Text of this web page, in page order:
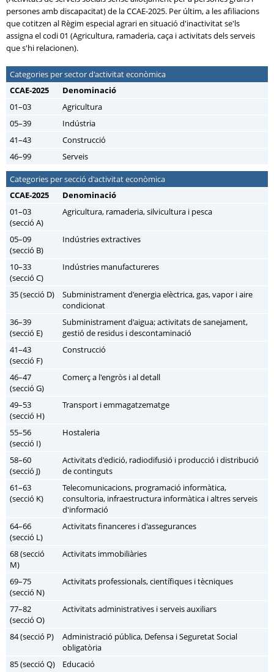
persones amb discapacitat) de la CCAE-2025. Per últim, a les afiliacions
que cotitzen al Règim especial agrari en situació d'inactivitat se'ls
assigna el codi 01 (Agricultura, ramaderia, caça i activitats dels serveis
que s'hi relacionen).
Categories per sector d'activitat econòmica
CCAE-2025
Denominació
01–03
Agricultura
05–39
Indústria
41–43
Construcció
46–99
Serveis
Categories per secció d'activitat econòmica
CCAE-2025
Denominació
01–03
(secció A)
Agricultura, ramaderia, silvicultura i pesca
05–09
(secció B)
Indústries extractives
10–33
(secció C)
Indústries manufactureres
35 (secció D)
Subministrament d'energia elèctrica, gas, vapor i aire
condicionat
36–39
(secció E)
Subministrament d'aigua; activitats de sanejament,
gestió de residus i descontaminació
41–43
(secció F)
Construcció
46–47
(secció G)
Comerç a l'engròs i al detall
49–53
(secció H)
Transport i emmagatzematge
55–56
(secció I)
Hostaleria
58–60
(secció J)
Activitats d'edició, radiodifusió i producció i distribució
de continguts
61–63
(secció K)
Telecomunicacions, programació informàtica,
consultoria, infraestructura informàtica i altres serveis
d'informació
64–66
(secció L)
Activitats financeres i d'assegurances
68 (secció
M)
Activitats immobiliàries
69–75
(secció N)
Activitats professionals, científiques i tècniques
77–82
(secció O)
Activitats administratives i serveis auxiliars
84 (secció P)
Administració pública, Defensa i Seguretat Social
obligatòria
85 (secció Q)
Educació